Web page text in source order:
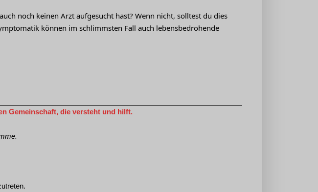
noch keinen Arzt aufgesucht hast? Wenn nicht, solltest du dies
können im schlimmsten Fall auch lebensbedrohende
Gemeinschaft, die versteht und hilft.